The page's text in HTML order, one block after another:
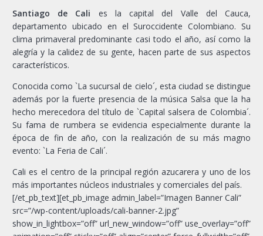
Santiago de Cali es la capital del Valle del Cauca,
departamento ubicado en el Suroccidente Colombiano. Su
clima primaveral predominante casi todo el año, así como la
alegría y la calidez de su gente, hacen parte de sus aspectos
característicos.
Conocida como `La sucursal de cielo´, esta ciudad se distingue
además por la fuerte presencia de la música Salsa que la ha
hecho merecedora del título de `Capital salsera de Colombia´.
Su fama de rumbera se evidencia especialmente durante la
época de fin de año, con la realización de su más magno
evento: `La Feria de Cali´.
Cali es el centro de la principal región azucarera y uno de los
más importantes núcleos industriales y comerciales del país.
[/et_pb_text][et_pb_image admin_label=”Imagen Banner Cali”
src=”/wp-content/uploads/cali-banner-2.jpg”
show_in_lightbox=”off” url_new_window=”off” use_overlay=”off”